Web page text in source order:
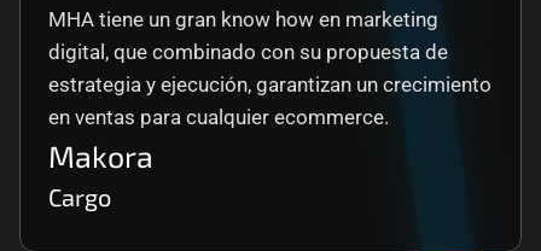
MHA tiene un gran know how en marketing
digital, que combinado con su propuesta de
estrategia y ejecución, garantizan un crecimiento
en ventas para cualquier ecommerce.
Makora
Cargo